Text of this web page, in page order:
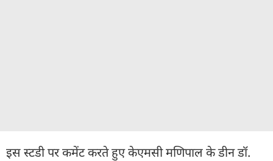
इस स्टडी पर कमेंट करते हुए केएमसी मणिपाल के डीन डॉ.